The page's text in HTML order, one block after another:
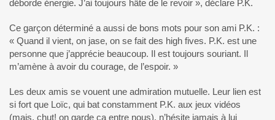
déborde énergie. J’ai toujours hâte de le revoir », déclare P.K.
Ce garçon déterminé a aussi de bons mots pour son ami P.K. :
« Quand il vient, on jase, on se fait des high fives. P.K. est une
personne que j’apprécie beaucoup. Il est toujours souriant. Il
m’amène à avoir du courage, de l’espoir. »
Les deux amis se vouent une admiration mutuelle. Leur lien est
si fort que Loïc, qui bat constamment P.K. aux jeux vidéos
(mais, chut! on garde ça entre nous), n’hésite jamais à lui